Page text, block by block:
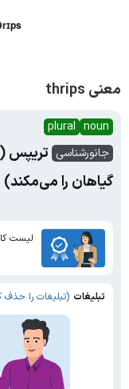
معنی thrips
noun
plural
جانورشناسی
گیاهان را می‌مکند)
لیست
تبلیغات (تبلیغات را حذف